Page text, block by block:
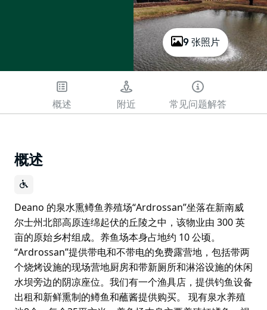
9 张照片
概述 附近 常见问题解答
概述
Deano 的泉水熏鳟鱼养殖场“Ardrossan”坐落在新南威
尔士州北部高原连绵起伏的丘陵之中，该物业由 300 英
亩的原始乡村组成。养鱼场本身占地约 10 公顷。
“Ardrossan”提供带电和不带电的免费露营地，包括带两
个烧烤设施的现场营地厨房和带新厕所和淋浴设施的休闲
水坝旁边的阴凉座位。我们有一个渔具店，提供钓鱼设备
出租和新鲜熏制的鳟鱼和蘸酱提供购买。 现有泉水养殖